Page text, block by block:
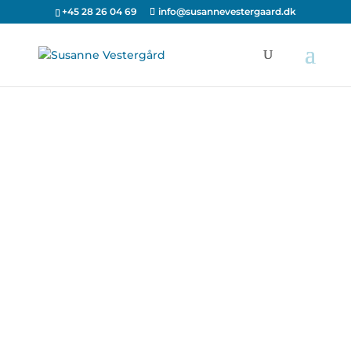
+45 28 26 04 69 info@susannevestergaard.dk